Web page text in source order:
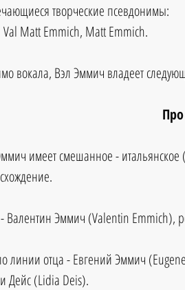
творческие псевдонимы:
Val Matt Emmich, Matt Emmich.
вокала, Вэл Эммич владеет
имеет смешанное -
Валентин Эммич (Valentin Emmich),
линии отца - Евгений Эммич
Дейс (Lidia Deis).